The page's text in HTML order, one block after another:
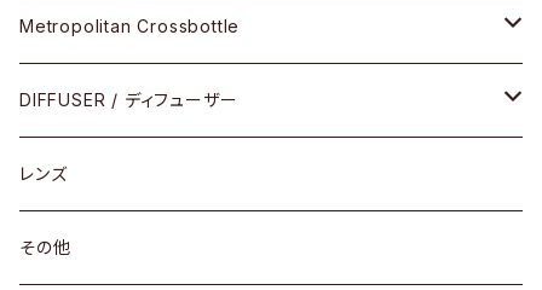
コンビネーション
メタル
コンビ
Metropolitan Crossbottle
30cm×30cm
18cm×13cm
DIFFUSER / ディフューザー
グラスコード
メガネケース
レンズ
その他